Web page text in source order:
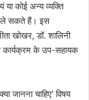
कोई अन्य व्यक्ति
ले सकते हैं। इस
खोखर, डॉ. शालिनी
कार्यक्रम के उप-सहायक
जानना चाहिए’ विषय